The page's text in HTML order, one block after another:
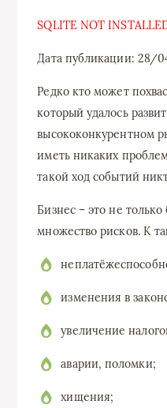
SQLITE NOT
Дата публикации: 28/
Редко кто может
который удалось
высококонкурентном
иметь никаких
такой ход событий
Бизнес – это не
множество рисков. К
изменения в
увеличение
аварии, поломки;
хищения;